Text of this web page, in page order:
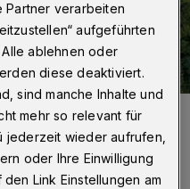
Partner verarbeiten
aufgeführten
ablehnen oder
diese deaktiviert.
sind manche Inhalte und
mehr so relevant für
jederzeit wieder aufrufen,
oder Ihre Einwilligung
Link Einstellungen am